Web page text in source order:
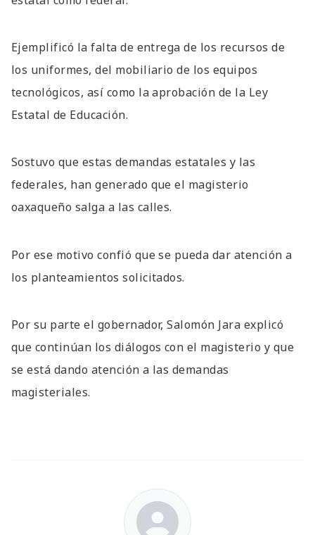
Ejemplificó la falta de entrega de los recursos de
los uniformes, del mobiliario de los equipos
tecnológicos, así como la aprobación de la Ley
Estatal de Educación.
Sostuvo que estas demandas estatales y las
federales, han generado que el magisterio
oaxaqueño salga a las calles.
Por ese motivo confió que se pueda dar atención a
los planteamientos solicitados.
Por su parte el gobernador, Salomón Jara explicó
que continúan los diálogos con el magisterio y que
se está dando atención a las demandas
magisteriales.